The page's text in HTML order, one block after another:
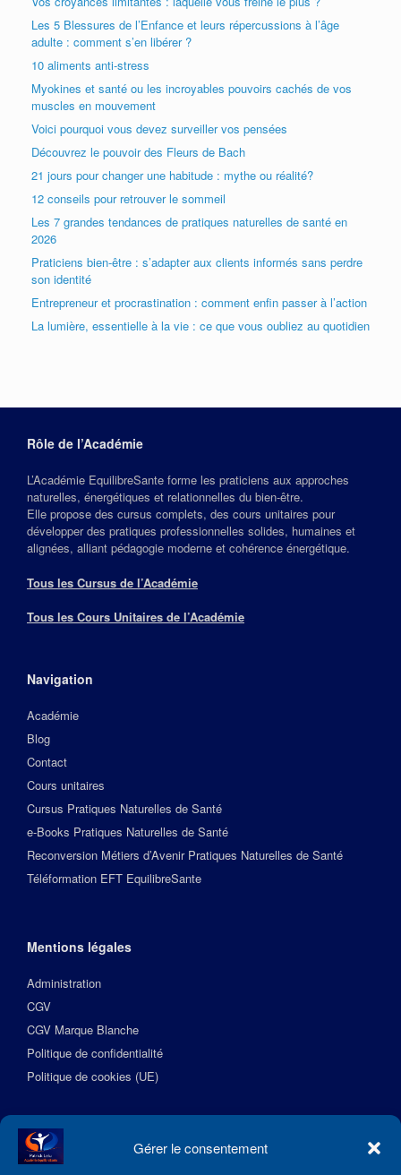
Gérer le consentement
Les 5 Blessures de l’Enfance et leurs répercussions à l’âge
adulte : comment s’en libérer ?
10 aliments anti-stress
Myokines et santé ou les incroyables pouvoirs cachés de vos
muscles en mouvement
Voici pourquoi vous devez surveiller vos pensées
Découvrez le pouvoir des Fleurs de Bach
21 jours pour changer une habitude : mythe ou réalité?
12 conseils pour retrouver le sommeil
Les 7 grandes tendances de pratiques naturelles de santé en
2026
Praticiens bien-être : s’adapter aux clients informés sans perdre
son identité
Entrepreneur et procrastination : comment enfin passer à l’action
La lumière, essentielle à la vie : ce que vous oubliez au quotidien
Rôle de l’Académie
L’Académie EquilibreSante forme les praticiens aux approches
naturelles, énergétiques et relationnelles du bien‑être.
Elle propose des cursus complets, des cours unitaires pour
développer des pratiques professionnelles solides, humaines et
alignées, alliant pédagogie moderne et cohérence énergétique.
Tous les Cursus de l’Académie
Tous les Cours Unitaires de l’Académie
Navigation
Académie
Blog
Contact
Cours unitaires
Cursus Pratiques Naturelles de Santé
e-Books Pratiques Naturelles de Santé
Reconversion Métiers d’Avenir Pratiques Naturelles de Santé
Téléformation EFT EquilibreSante
Mentions légales
Administration
CGV
CGV Marque Blanche
Politique de confidentialité
Politique de cookies (UE)
Suivez l’Académie EquilibreSante